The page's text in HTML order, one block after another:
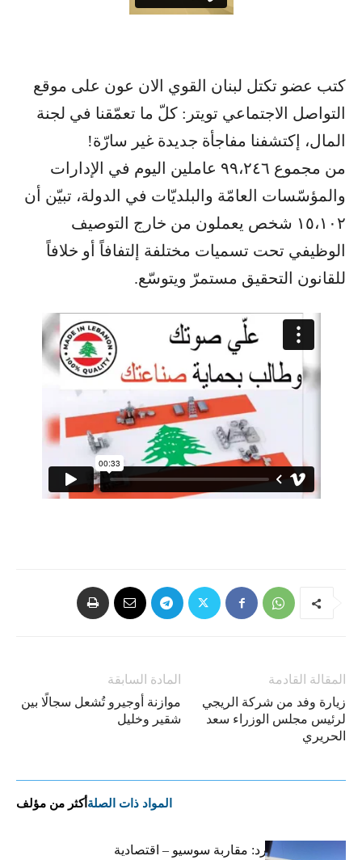
كتب عضو تكتل لبنان القوي الان عون على موقع
التواصل الاجتماعي تويتر: كلّ ما تعمّقنا في لجنة
المال، إكتشفنا مفاجأة جديدة غير سارّة!
من مجموع ٩٩،٢٤٦ عاملين اليوم في الإدارات
والمؤسّسات العامّة والبلديّات في الدولة، تبيّن أن
١٥،١٠٢ شخص يعملون من خارج التوصيف
الوظيفي تحت تسميات مختلفة إلتفافاً أو خلافاً
للقانون التحقيق مستمرّ ويتوسّع.
المادة السابقة
موازنة أوجيرو تُشعل سجالًا بين
شقير وخليل
المقالة القادمة
زيارة وفد من شركة الريجي
لرئيس مجلس الوزراء سعد
الحريري
المواد ذات الصلة أكثر من مؤلف
التضخم المستورد: مقاربة سوسيو – اقتصادية